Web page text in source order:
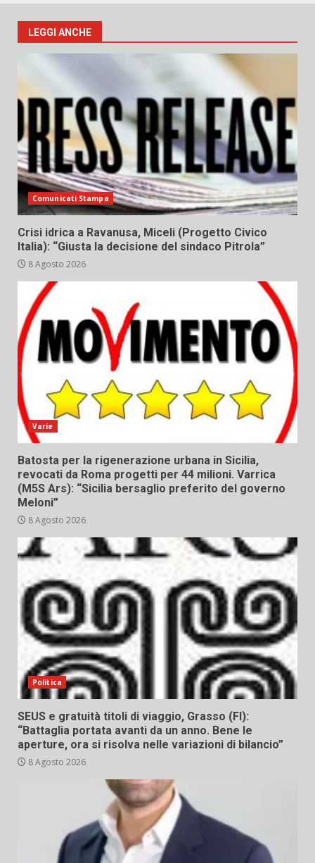
LEGGI ANCHE
Comunicati Stampa
Crisi idrica a Ravanusa, Miceli (Progetto Civico
Italia): “Giusta la decisione del sindaco Pitrola”
8 Agosto 2026
Varie
Batosta per la rigenerazione urbana in Sicilia,
revocati da Roma progetti per 44 milioni. Varrica
(M5S Ars): “Sicilia bersaglio preferito del governo
Meloni”
8 Agosto 2026
Politica
SEUS e gratuità titoli di viaggio, Grasso (FI):
“Battaglia portata avanti da un anno. Bene le
aperture, ora si risolva nelle variazioni di bilancio”
8 Agosto 2026